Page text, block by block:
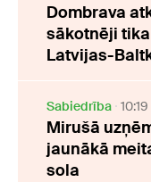
Dombrava
sākotnēji
Latvijas-
Sabiedrība 10:19
Mirušā
jaunākā
sola